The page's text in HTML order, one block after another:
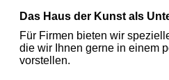
Das Haus der Kunst als
Für Firmen bieten wir
die wir Ihnen gerne in einem
vorstellen.